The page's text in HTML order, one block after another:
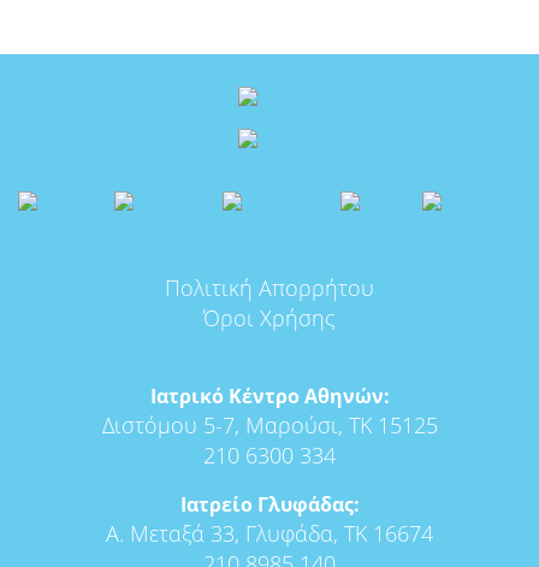
Πολιτική Απορρήτου
Όροι Χρήσης
Ιατρικό Κέντρο Αθηνών:
Διστόμου 5-7, Μαρούσι, ΤΚ 15125
210 6300 334
Ιατρείο Γλυφάδας:
Α. Μεταξά 33, Γλυφάδα, ΤΚ 16674